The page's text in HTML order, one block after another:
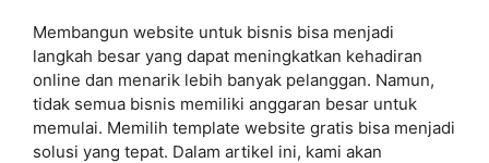
Membangun website untuk bisnis bisa menjadi
langkah besar yang dapat meningkatkan kehadiran
online dan menarik lebih banyak pelanggan. Namun,
tidak semua bisnis memiliki anggaran besar untuk
memulai. Memilih template website gratis bisa menjadi
solusi yang tepat. Dalam artikel ini, kami akan